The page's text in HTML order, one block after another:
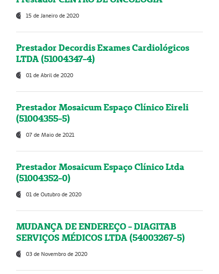
15 de Janeiro de 2020
Prestador Decordis Exames Cardiológicos
LTDA (51004347-4)
01 de Abril de 2020
Prestador Mosaicum Espaço Clínico Eireli
(51004355-5)
07 de Maio de 2021
Prestador Mosaicum Espaço Clínico Ltda
(51004352-0)
01 de Outubro de 2020
MUDANÇA DE ENDEREÇO - DIAGITAB
SERVIÇOS MÉDICOS LTDA (54003267-5)
03 de Novembro de 2020